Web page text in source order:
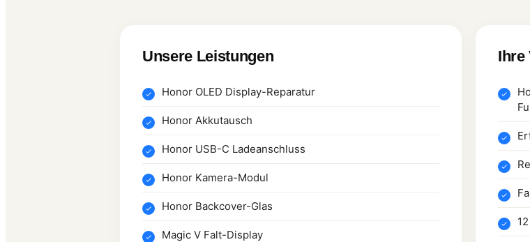
Unsere Leistungen
Honor OLED Display-Reparatur
Honor Akkutausch
Honor USB-C Ladeanschluss
Honor Kamera-Modul
Honor Backcover-Glas
Magic V Falt-Display
Ihre